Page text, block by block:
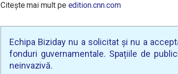
Citește mai mult pe edition.cnn.com
Echipa Biziday nu a solicitat și nu a
fonduri guvernamentale. Spațiile de
neinvazivă.